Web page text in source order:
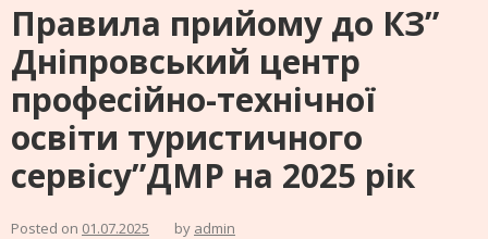
Правила прийому до КЗ”
Дніпровський центр
професійно-технічної
освіти туристичного
сервісу”ДМР на 2025 рік
Posted on 01.07.2025 by admin